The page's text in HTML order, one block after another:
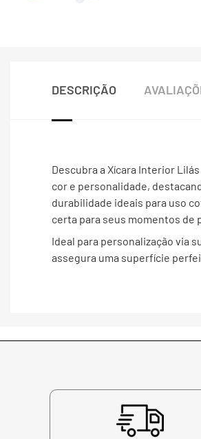
DESCRIÇÃO
Descubra a Xícara Interior
cor e personalidade,
durabilidade ideais para uso
certa para seus momentos de
Ideal para personalização via
assegura uma superfície